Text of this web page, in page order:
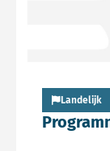
Landelijk